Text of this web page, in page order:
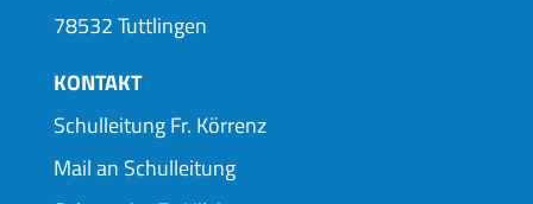
78532 Tuttlingen
KONTAKT
Schulleitung Fr. Körrenz
Mail an Schulleitung